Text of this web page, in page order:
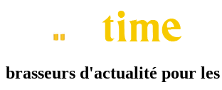
brasseurs d'actualité pour